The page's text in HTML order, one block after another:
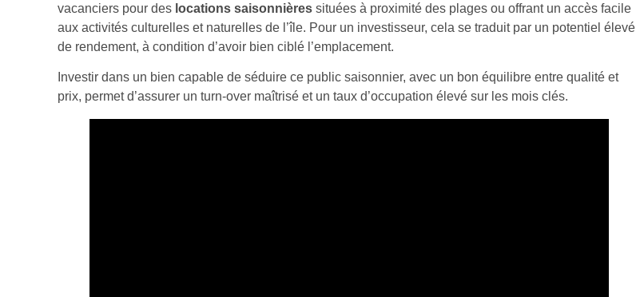
vacanciers pour des locations saisonnières situées à proximité des plages ou offrant un accès facile
aux activités culturelles et naturelles de l’île. Pour un investisseur, cela se traduit par un potentiel élevé
de rendement, à condition d’avoir bien ciblé l’emplacement.
Investir dans un bien capable de séduire ce public saisonnier, avec un bon équilibre entre qualité et
prix, permet d’assurer un turn-over maîtrisé et un taux d’occupation élevé sur les mois clés.